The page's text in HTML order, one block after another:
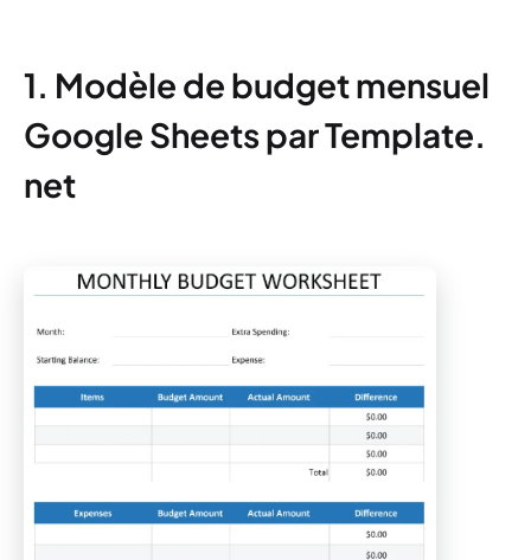
1. Modèle de budget mensuel
Google Sheets par Template.
net